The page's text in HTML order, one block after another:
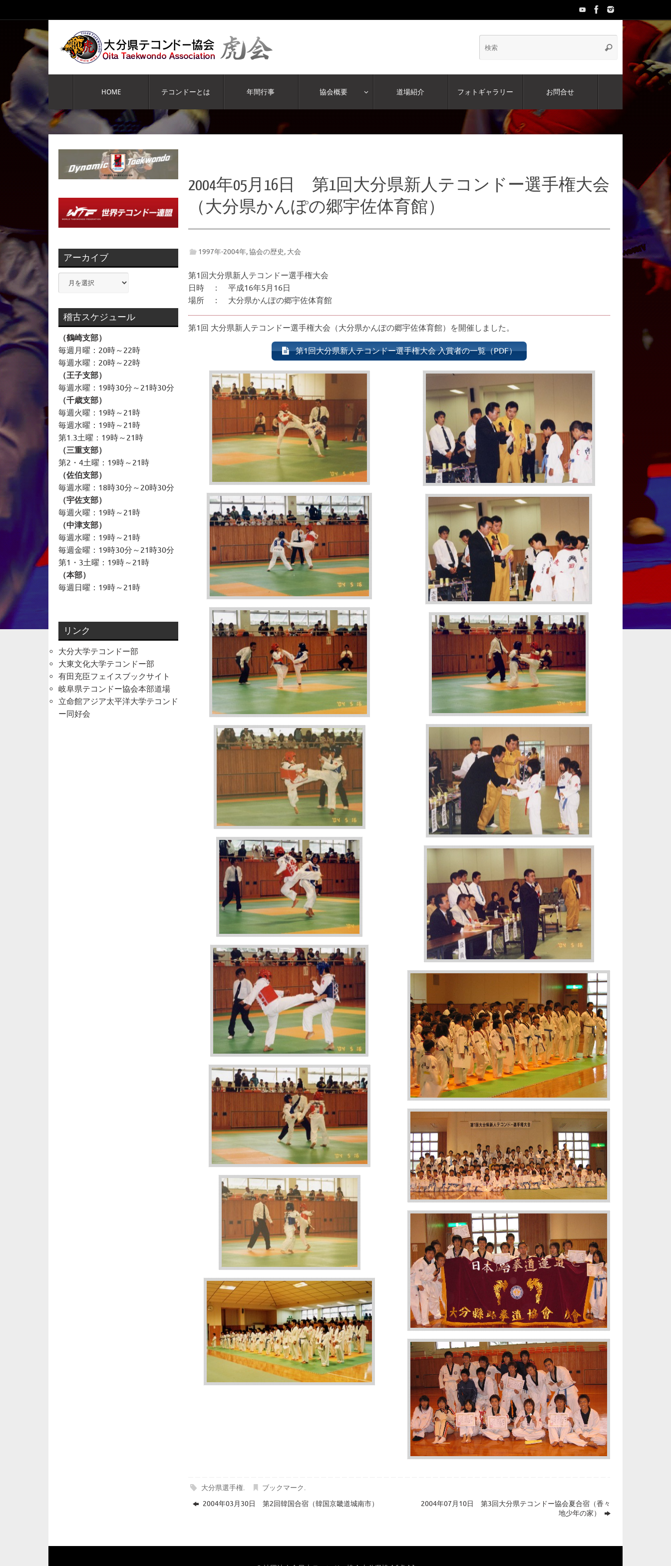
ン
キ
ッ
プ
検
索:
検
コ
ン
テ
ン
ツ
へ
ス
キ
ッ
プ
HOME テコンドーとは 年間行事 協会概要 道場紹介 フォトギャラリー お問合せ
2004年05月16日 第1回大分県新人テコンドー選手権大会
（大分県かんぽの郷宇佐体育館）
1997年-2004年,協会の歴史, 大会
第1回大分県新人テコンドー選手権大会
日時 ： 平成16年5月16日
場所 ： 大分県かんぽの郷宇佐体育館
第1回 大分県新人テコンドー選手権大会（大分県かんぽの郷宇佐体育館）を開催しました。
第1回大分県新人テコンドー選手権大会 入賞者の一覧（PDF）
大分県選手権. ブックマーク.
2004年03月30日 第2回韓国合宿（韓国京畿道城南市）
2004年07月10日 第3回大分県テコンドー協会夏合宿（香々
地少年の家）
アーカイブ
ー
イ
ブ
稽古スケジュール
（鶴崎支部）
毎週月曜：20時～22時
毎週水曜：20時～22時
（王子支部）
毎週水曜：19時30分～21時30分
（千歳支部）
毎週火曜：19時～21時
毎週水曜：19時～21時
第1.3土曜：19時～21時
（三重支部）
第2・4土曜：19時～21時
（佐伯支部）
毎週水曜：18時30分～20時30分
（宇佐支部）
毎週火曜：19時～21時
（中津支部）
毎週水曜：19時～21時
毎週金曜：19時30分～21時30分
第1・3土曜：19時～21時
（本部）
毎週日曜：19時～21時
リンク
大分大学テコンドー部
大東文化大学テコンドー部
有田充臣フェイスブックサイト
岐阜県テコンドー協会本部道場
立命館アジア太平洋大学テコンド
ー同好会